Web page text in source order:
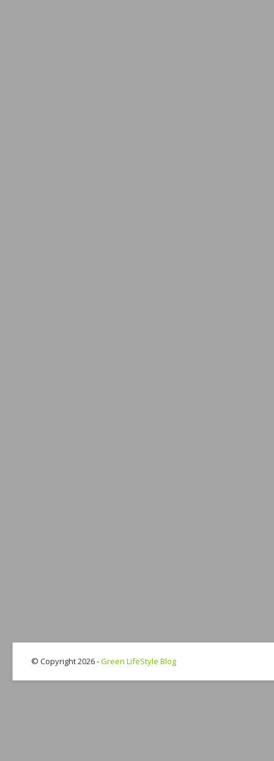
© Copyright 2026 -Green LifeStyle Blog